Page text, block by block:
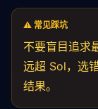
⚠️ 常见踩坑
不要盲目追求
远超 Sol，选
结果。